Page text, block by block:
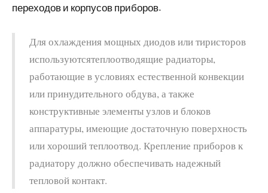
переходов и корпусов приборов.
Для охлаждения мощных диодов или тиристоров
используютсятеплоотводящие радиаторы,
работающие в условиях естественной конвекции
или принудительного обдува, а также
конструктивные элементы узлов и блоков
аппаратуры, имеющие достаточную поверхность
или хороший теплоотвод. Крепление приборов к
радиатору должно обеспечивать надежный
тепловой контакт.